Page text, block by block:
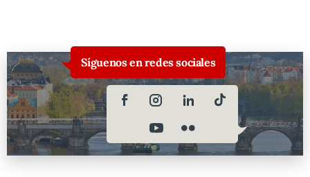
Síguenos en redes sociales